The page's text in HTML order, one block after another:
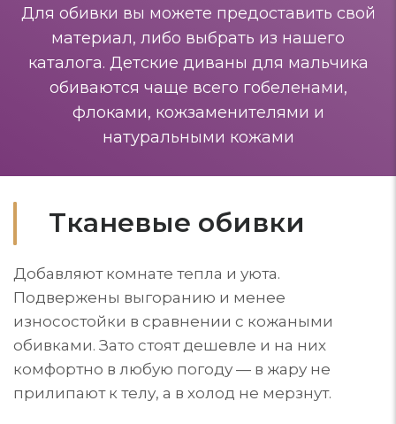
Для обивки вы можете предоставить свой
материал, либо выбрать из нашего
каталога. Детские диваны для мальчика
обиваются чаще всего гобеленами,
флоками, кожзаменителями и
натуральными кожами
Тканевые обивки
Добавляют комнате тепла и уюта.
Подвержены выгоранию и менее
износостойки в сравнении с кожаными
обивками. Зато стоят дешевле и на них
комфортно в любую погоду — в жару не
прилипают к телу, а в холод не мерзнут.